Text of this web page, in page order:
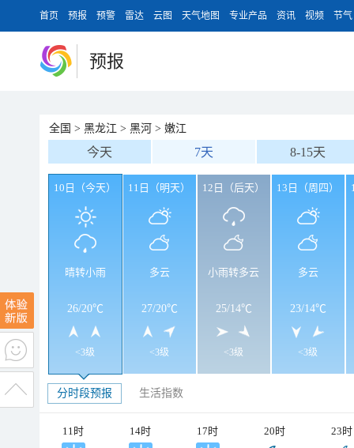
首页 预报 预警 雷达 云图 天气地图 专业产品 资讯 视频 节气
预报
全国 > 黑龙江 > 黑河 > 嫩江
今天 7天 8-15天
10日（今天）
晴转小雨
26/20℃
<3级
11日（明天）
多云
27/20℃
<3级
12日（后天）
小雨转多云
25/14℃
<3级
13日（周四）
多云
23/14℃
<3级
分时段预报 生活指数
11时 14时 17时 20时 23时